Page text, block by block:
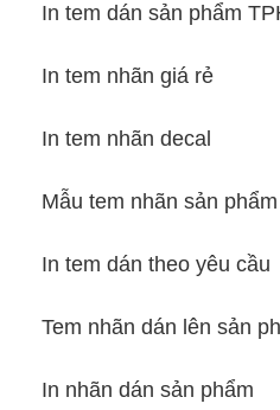
In tem dán sản phẩm
In tem nhãn giá rẻ
In tem nhãn decal
Mẫu tem nhãn sản phẩm
In tem dán theo yêu cầu
Tem nhãn dán lên sản
In nhãn dán sản phẩm